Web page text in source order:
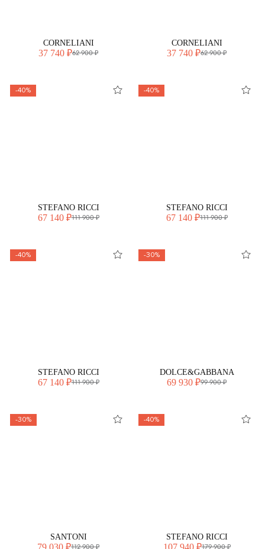
CORNELIANI
37 740 ₽62 900 ₽
CORNELIANI
37 740 ₽62 900 ₽
-40%
STEFANO RICCI
67 140 ₽111 900 ₽
-40%
STEFANO RICCI
67 140 ₽111 900 ₽
-40%
STEFANO RICCI
67 140 ₽111 900 ₽
-30%
DOLCE&GABBANA
69 930 ₽99 900 ₽
-30%
SANTONI
79 030 ₽112 900 ₽
-40%
STEFANO RICCI
107 940 ₽179 900 ₽